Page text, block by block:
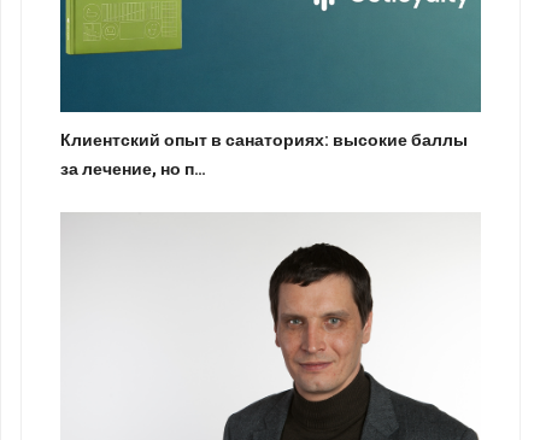
Клиентский опыт в санаториях: высокие баллы
за лечение, но п…